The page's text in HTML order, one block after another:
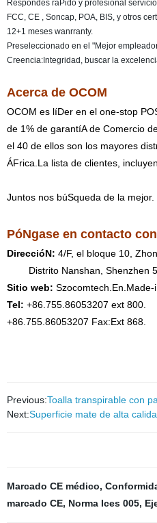
Respondes ráPido y profesional servicio
FCC, CE , Soncap, POA, BIS, y otros
12+1 meses wanrranty.
Preseleccionado en el "Mejor
Creencia:Integridad, buscar la
Acerca de OCOM
OCOM es líDer en el one-stop
de 1% de garantíA de Comercio
el 40 de ellos son los mayores
ÁFrica.La lista de clientes,
Juntos nos búSqueda de la mejor.
PóNgase en contacto
DireccióN: 4/F, el bloque 10,
Distrito Nanshan, Shenzhen
Sitio web:
Tel: +86.755.86053207 ext 800.
+86.755.86053207 Fax:Ext 868.
Previous:Toalla transpirable con
Next:Superficie mate de alta
Marcado CE médico,
marcado CE, Norma Ices 005,